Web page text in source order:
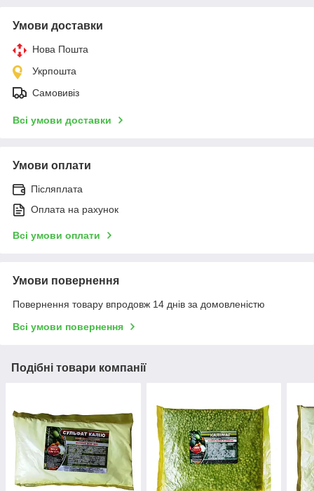
Умови доставки
Нова Пошта
Укрпошта
Самовивіз
Всі умови доставки
Умови оплати
Післяплата
Оплата на рахунок
Всі умови оплати
Умови повернення
Повернення товару впродовж 14 днів за домовленістю
Всі умови повернення
Подібні товари компанії